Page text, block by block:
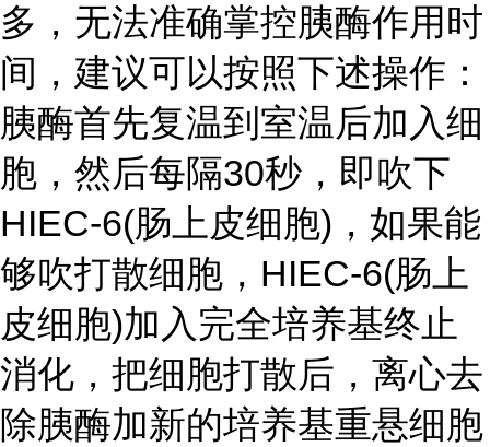
多，无法准确掌控胰酶作用时
间，建议可以按照下述操作：
胰酶首先复温到室温后加入细
胞，然后每隔30秒，即吹下
HIEC-6(肠上皮细胞) ，如果能
够吹打散细胞， HIEC-6(肠上
皮细胞)加入完全培养基终止
消化，把细胞打散后，离心去
除胰酶加新的培养基重悬细胞